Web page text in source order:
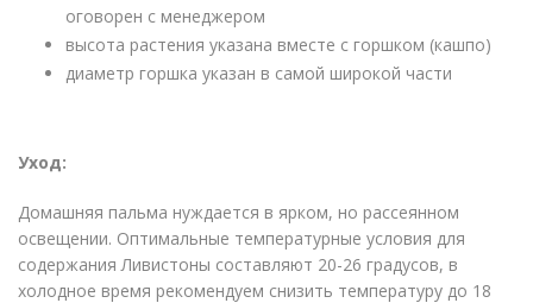
оговорен с менеджером
высота растения указана вместе с горшком (кашпо)
диаметр горшка указан в самой широкой части
Уход:
Домашняя пальма нуждается в ярком, но рассеянном
освещении. Оптимальные температурные условия для
содержания Ливистоны составляют 20-26 градусов, в
холодное время рекомендуем снизить температуру до 18